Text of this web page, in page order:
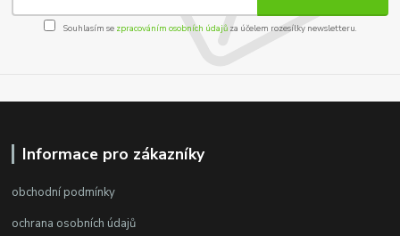
Souhlasím se zpracováním osobních údajůza účelem rozesílky newsletteru.
Informace pro zákazníky
obchodní podmínky
ochrana osobních údajů